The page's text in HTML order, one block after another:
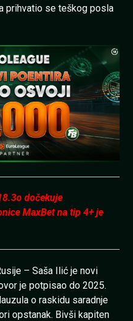
prihvatio se teškog posla
dočekuje
MaxBet na tip 4+ je
– Saša Ilić je novi
je potpisao do 2025.
o raskidu saradnje
opstanak. Bivši kapiten